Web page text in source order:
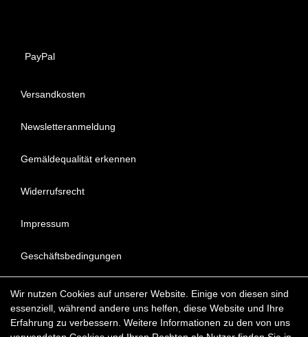
PayPal
Versandkosten
Newsletteranmeldung
Gemäldequalität erkennen
Widerrufsrecht
Impressum
Geschäftsbedingungen
Datenschutzerklärung
FAQ - Häufig gestellte Fragen
Wir nutzen Cookies auf unserer Website. Einige von diesen sind
essenziell, während andere uns helfen, diese Website und Ihre
Erfahrung zu verbessern. Weitere Informationen zu den von uns